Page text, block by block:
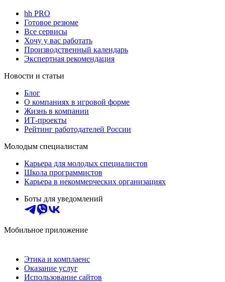
hh PRO
Готовое резюме
Все сервисы
Хочу у вас работать
Производственный календарь
Экспертная рекомендация
Новости и статьи
Блог
О компаниях в игровой форме
Жизнь в компании
ИТ-проекты
Рейтинг работодателей России
Молодым специалистам
Карьера для молодых специалистов
Школа программистов
Карьера в некоммерческих организациях
Боты для уведомлений
Мобильное приложение
Этика и комплаенс
Оказание услуг
Использование сайтов